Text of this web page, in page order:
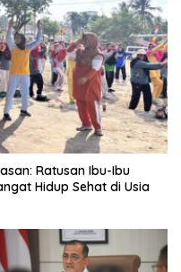
Ratusan Ibu-Ibu
Hidup Sehat di Usia